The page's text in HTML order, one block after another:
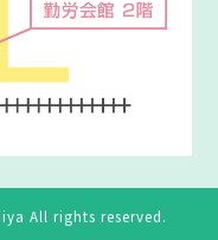
All rights reserved.